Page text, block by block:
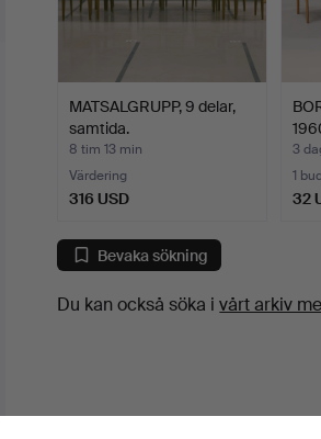
MATSALGRUPP, 9 delar,
samtida.
8 tim 13 min
Värdering
316 USD
3
1
32
Bevaka sökning
Du kan också söka ivårt arkiv